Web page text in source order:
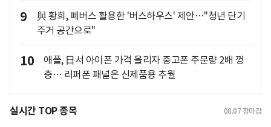
9
與 황희, 폐버스 활용한 '버스하우스' 제안…"청년 단기
주거 공간으로"
10
애플, 日서 아이폰 가격 올리자 중고폰 주문량 2배 껑
충… 리퍼폰 패널은 신제품용 추월
실시간 TOP 종목 08.07 장마감